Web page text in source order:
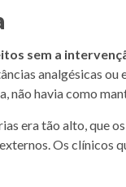
sem a
analgésicas
não havia como
era tão alto, que
Os clínicos